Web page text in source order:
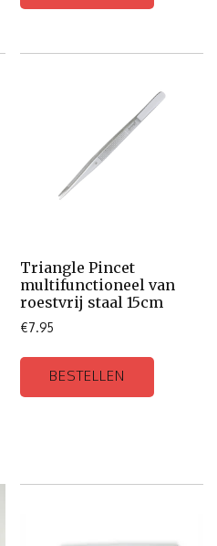
Triangle Pincet
multifunctioneel van
roestvrij staal 15cm
€7.95
BESTELLEN